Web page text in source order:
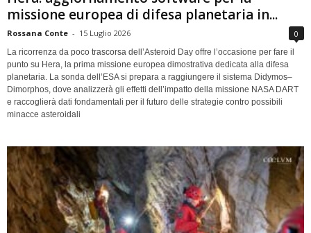
missione europea di difesa planetaria in...
Rossana Conte - 15 Luglio 2026 0
La ricorrenza da poco trascorsa dell’Asteroid Day offre l’occasione per fare il
punto su Hera, la prima missione europea dimostrativa dedicata alla difesa
planetaria. La sonda dell’ESA si prepara a raggiungere il sistema Didymos–
Dimorphos, dove analizzerà gli effetti dell’impatto della missione NASA DART
e raccoglierà dati fondamentali per il futuro delle strategie contro possibili
minacce asteroidali